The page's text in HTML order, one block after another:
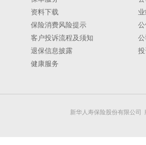
资料下载
保险消费风险提示
客户投诉流程及须知
退保信息披露
健康服务
新华人寿保险股份有限公